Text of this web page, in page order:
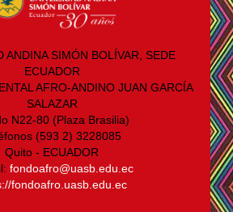
ANDINA SIMÓN BOLÍVAR, SEDE
ECUADOR
AFRO-ANDINO JUAN GARCÍA
SALAZAR
N22-80 (Plaza Brasilia)
(593 2) 3228085
Quito - ECUADOR
fondoafro@uasb.edu.ec
fondoafro.uasb.edu.ec